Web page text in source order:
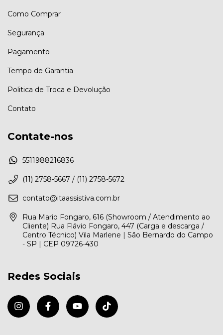
Como Comprar
Segurança
Pagamento
Tempo de Garantia
Politica de Troca e Devolução
Contato
Contate-nos
5511988216836
(11) 2758-5667 / (11) 2758-5672
contato@itaassistiva.com.br
Rua Mario Fongaro, 616 (Showroom / Atendimento ao
Cliente) Rua Flávio Fongaro, 447 (Carga e descarga /
Centro Técnico) Vila Marlene | São Bernardo do Campo
- SP | CEP 09726-430
Redes Sociais